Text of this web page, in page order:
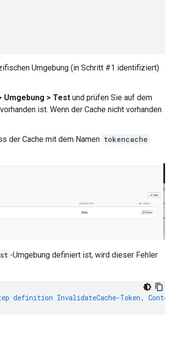
Umgebung (in Schritt #1 identifiziert)
Umgebung > Test und prüfen Sie auf dem
ist. Wenn der Cache nicht vorhanden
der Cache mit dem Namen tokencache
-Umgebung definiert ist, wird dieser Fehler
definition InvalidateCache-Token . Context